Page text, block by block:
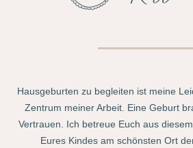
Hausgeburten zu begleiten ist meine
Zentrum meiner Arbeit. Eine Geburt
Vertrauen. Ich betreue Euch aus
Eures Kindes am schönsten Ort